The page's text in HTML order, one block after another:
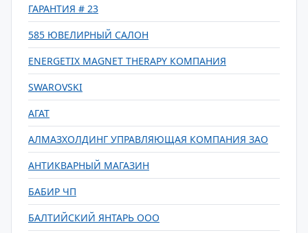
ГАРАНТИЯ # 23
585 ЮВЕЛИРНЫЙ САЛОН
ENERGETIX MAGNET THERAPY КОМПАНИЯ
SWAROVSKI
АГАТ
АЛМАЗХОЛДИНГ УПРАВЛЯЮЩАЯ КОМПАНИЯ ЗАО
АНТИКВАРНЫЙ МАГАЗИН
БАБИР ЧП
БАЛТИЙСКИЙ ЯНТАРЬ ООО